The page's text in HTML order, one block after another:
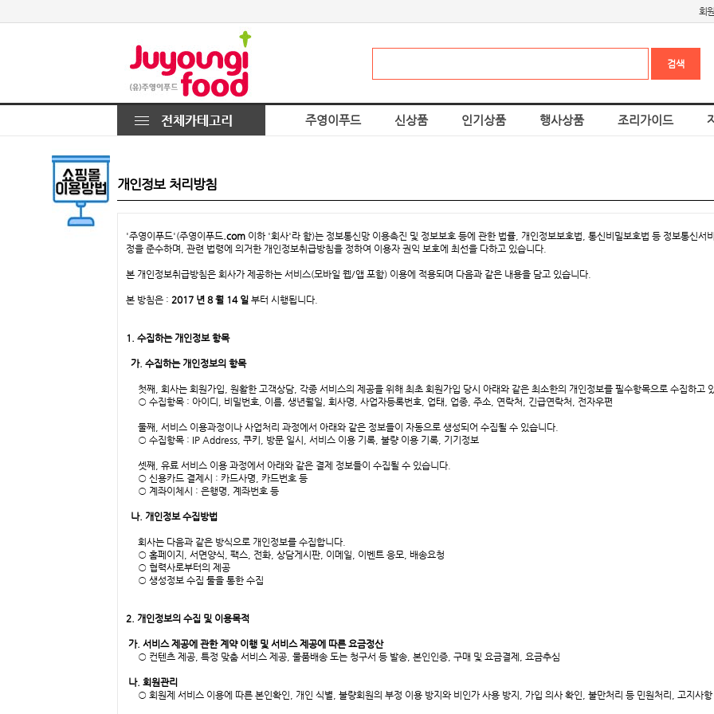
회
주영이푸드 신상품 인기상품 행사상품 조리가이드
개인정보 처리방침
'주영이푸드'(주영이푸드.com 이하 '회사'라 함)는 정보통신망 이용촉진 및 정보보호 등에 관한 법률, 개인정보보호법, 통신비밀보호법 등 정보통신서
정을 준수하며, 관련 법령에 의거한 개인정보취급방침을 정하여 이용자 권익 보호에 최선을 다하고 있습니다.
본 개인정보취급방침은 회사가 제공하는 서비스(모바일 웹/앱 포함) 이용에 적용되며 다음과 같은 내용을 담고 있습니다.
본 방침은 : 2017 년 8 월 14 일 부터 시행됩니다.
1. 수집하는 개인정보 항목
가. 수집하는 개인정보의 항목
첫째, 회사는 회원가입, 원활한 고객상담, 각종 서비스의 제공을 위해 최초 회원가입 당시 아래와 같은 최소한의 개인정보를 필수항목으로 수집하고
○ 수집항목 : 아이디, 비밀번호, 이름, 생년월일, 회사명, 사업자등록번호, 업태, 업종, 주소, 연락처, 긴급연락처, 전자우편
둘째, 서비스 이용과정이나 사업처리 과정에서 아래와 같은 정보들이 자동으로 생성되어 수집될 수 있습니다.
○ 수집항목 : IP Address, 쿠키, 방문 일시, 서비스 이용 기록, 불량 이용 기록, 기기정보
셋째, 유료 서비스 이용 과정에서 아래와 같은 결제 정보들이 수집될 수 있습니다.
○ 신용카드 결제시 : 카드사명, 카드번호 등
○ 계좌이체시 : 은행명, 계좌번호 등
나. 개인정보 수집방법
회사는 다음과 같은 방식으로 개인정보를 수집합니다.
○ 홈페이지, 서면양식, 팩스, 전화, 상담게시판, 이메일, 이벤트 응모, 배송요청
○ 협력사로부터의 제공
○ 생성정보 수집 툴을 통한 수집
2. 개인정보의 수집 및 이용목적
가. 서비스 제공에 관한 계약 이행 및 서비스 제공에 따른 요금정산
○ 컨텐츠 제공, 특정 맞춤 서비스 제공, 물품배송 도는 청구서 등 발송, 본인인증, 구매 및 요금결제, 요금추심
나. 회원관리
○ 회원제 서비스 이용에 따른 본인확인, 개인 식별, 불량회원의 부정 이용 방지와 비인가 사용 방지, 가입 의사 확인, 불만처리 등 민원처리, 고지사항